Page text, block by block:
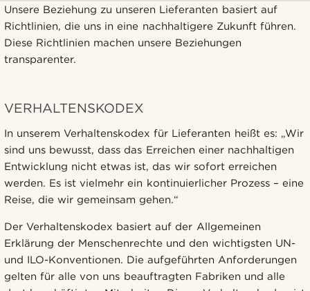
Unsere Beziehung zu unseren Lieferanten basiert auf
Richtlinien, die uns in eine nachhaltigere Zukunft führen.
Diese Richtlinien machen unsere Beziehungen
transparenter.
VERHALTENSKODEX
In unserem Verhaltenskodex für Lieferanten heißt es: „Wir
sind uns bewusst, dass das Erreichen einer nachhaltigen
Entwicklung nicht etwas ist, das wir sofort erreichen
werden. Es ist vielmehr ein kontinuierlicher Prozess – eine
Reise, die wir gemeinsam gehen.“
Der Verhaltenskodex basiert auf der Allgemeinen
Erklärung der Menschenrechte und den wichtigsten UN-
und ILO-Konventionen. Die aufgeführten Anforderungen
gelten für alle von uns beauftragten Fabriken und alle